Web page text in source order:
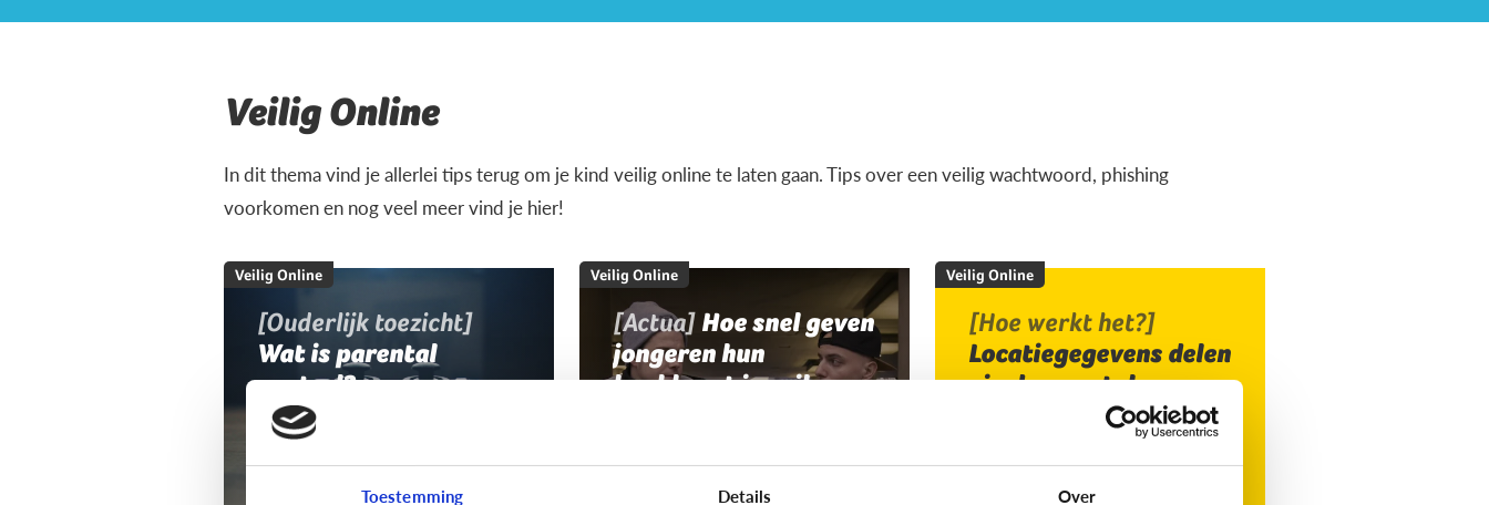
Toestemming Details Over
Veilig Online
In dit thema vind je allerlei tips terug om je kind veilig online te laten gaan. Tips over een veilig wachtwoord, phishing
voorkomen en nog veel meer vind je hier!
Veilig Online
[Ouderlijk toezicht]
Wat is parental
control?
Veilig Online
[Actua] Hoe snel geven
jongeren hun
bankkaart in ruil voor
Veilig Online
[Hoe werkt het?]
Locatiegegevens delen
via de smartphone